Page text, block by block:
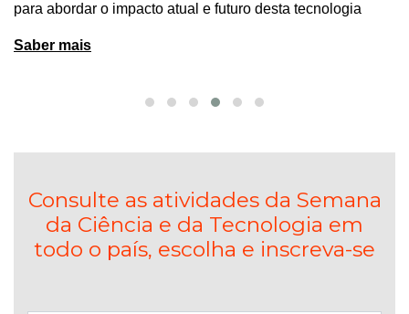
para abordar o impacto atual e futuro desta tecnologia
Saber mais
Consulte as atividades da Semana
da Ciência e da Tecnologia em
todo o país, escolha e inscreva-se